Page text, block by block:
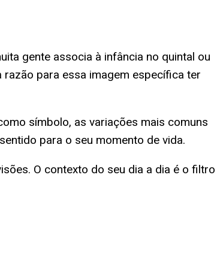
gente associa à infância no quintal ou
para essa imagem específica ter
símbolo, as variações mais comuns
para o seu momento de vida.
O contexto do seu dia a dia é o filtro